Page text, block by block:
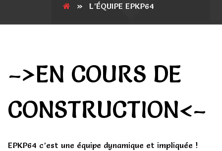
» L’ÉQUIPE EPKP64
–>EN COURS DE
CONSTRUCTION<–
EPKP64 c’est une équipe dynamique et impliquée !